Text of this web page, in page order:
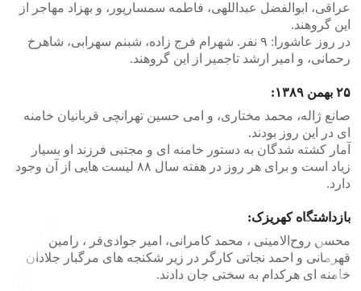
عراقی، ابوالفضل عبداللهی، فاطمه سمسارپور، و بهزاد مهاجر از
این گروهند.
در روز عاشورا: ۹ نفر. شهرام فرج زاده، شبنم سهرابی، شاهرخ
رحمانی، و امیر ارشد تاجمیر از این گروهند.
۲۵ بهمن ۱۳۸۹:
صانع ژاله، محمد مختاری، و امی حسین تهرانچی قربانیان خامنه
ای در این روز بودند.
آمار کشته شدگان به دستور خامنه ای و مجتبی فرزند او بسیار
زیاد است و برای هر روز در هفته سال ۸۸ لیست هایی از آن وجود
دارد.
بازداشتگاه کهریزک:
محسن روح‌الامینی ، محمد کامرانی، امیر جوادی‌فر ، رامین
قهرمانی و احمد نجاتی کارگر در زیر شکنجه های مرگبار جلادان
خامنه ای هرکدام به سختی جان دادند.